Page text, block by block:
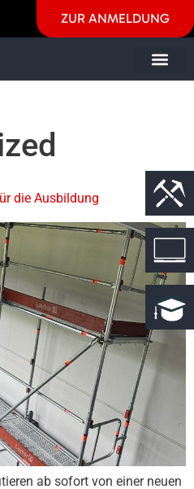
ZUR ANMELDUNG
die Ausbildung
ab sofort von einer neuen